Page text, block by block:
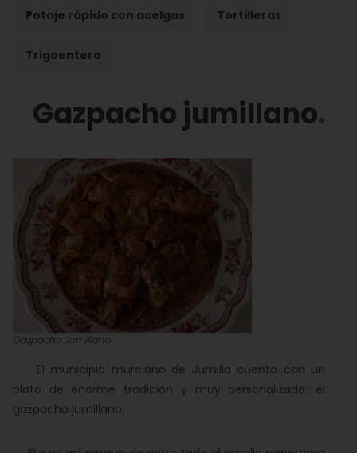
Potaje rápido con acelgas Tortilleras
Trigoentero
Gazpacho jumillano
Gazpacho Jumillano
El municipio murciano de Jumilla cuenta con un
plato de enorme tradición y muy personalizado: el
gazpacho jumillano.